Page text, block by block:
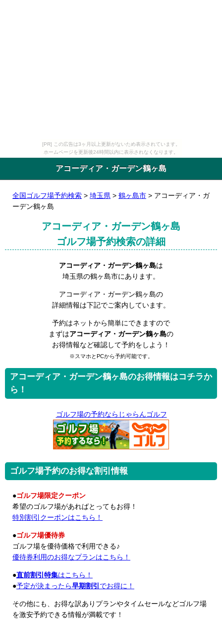
[PR] この広告は3ヶ月以上更新がないため表示されています。
ホームページを更新後24時間以内に表示されなくなります。
アコーディア・ガーデン鶴ヶ島
全国ゴルフ場予約検索 > 埼玉県 > 鶴ヶ島市 > アコーディア・ガ
ーデン鶴ヶ島
アコーディア・ガーデン鶴ヶ島
ゴルフ場予約検索の詳細
アコーディア・ガーデン鶴ヶ島は
埼玉県の鶴ヶ島市にあります。
アコーディア・ガーデン鶴ヶ島の
詳細情報は下記でご案内しています。
予約はネットから簡単にできますので
まずはアコーディア・ガーデン鶴ヶ島の
お得情報など確認して予約をしよう！
※スマホとPCから予約可能です。
アコーディア・ガーデン鶴ヶ島のお得情報はコチラか
ら！
ゴルフ場の予約ならじゃらんゴルフ
ゴルフ場予約のお得な割引情報
●ゴルフ場限定クーポン
希望のゴルフ場があればとってもお得！
特別割引クーポンはこちら！
●ゴルフ場優待券
ゴルフ場を優待価格で利用できる♪
優待券利用のお得なプランはこちら！
●直前割引特集はこちら！
●予定が決まったら早期割引 でお得に！
その他にも、お得な訳ありプランやタイムセールなどゴルフ場
を激安予約できる情報が満載です！